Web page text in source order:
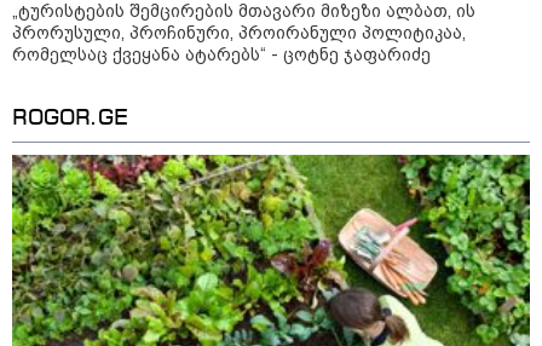
მკითხველის რჩევით
„ტურისტების შემცირების მთავარი მიზეზი ალბათ, ის
პრორუსული, პროჩინური, პროირანული პოლიტიკაა,
რომელსაც ქვეყანა ატარებს“ - ცოტნე ჯაფარიძე
ROGOR.GE